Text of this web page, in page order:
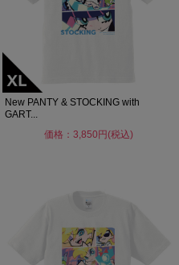
New PANTY & STOCKING with
GART...
価格：3,850円(税込)